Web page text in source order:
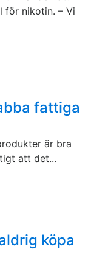
för nikotin. – Vi
fattiga
är bra
att det...
köpa